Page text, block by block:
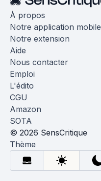
À propos
Notre application mobile
Notre extension
Aide
Nous contacter
Emploi
L'édito
CGU
Amazon
SOTA
© 2026 SensCritique
Thème